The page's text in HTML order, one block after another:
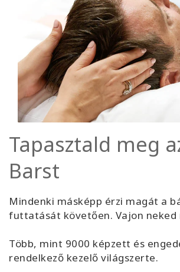
Tapasztald meg
Barst
Mindenki másképp érzi magát a
futtatását követően. Vajon neked
Több, mint 9000 képzett és
rendelkező kezelő világszerte.